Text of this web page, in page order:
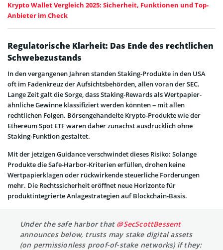
Krypto Wallet Vergleich 2025: Sicherheit, Funktionen und Top-
Anbieter im Check
Regulatorische Klarheit: Das Ende des rechtlichen
Schwebezustands
In den vergangenen Jahren standen Staking-Produkte in den USA
oft im Fadenkreuz der Aufsichtsbehörden, allen voran der SEC.
Lange Zeit galt die Sorge, dass Staking-Rewards als Wertpapier-
ähnliche Gewinne klassifiziert werden könnten – mit allen
rechtlichen Folgen. Börsengehandelte Krypto-Produkte wie der
Ethereum Spot ETF waren daher zunächst ausdrücklich ohne
Staking-Funktion gestaltet.
Mit der jetzigen Guidance verschwindet dieses Risiko: Solange
Produkte die Safe-Harbor-Kriterien erfüllen, drohen keine
Wertpapierklagen oder rückwirkende steuerliche Forderungen
mehr. Die Rechtssicherheit eröffnet neue Horizonte für
produktintegrierte Anlagestrategien auf Blockchain-Basis.
Under the safe harbor that @SecScottBessent
announces below, trusts may stake digital assets
(on permissionless proof-of-stake networks) if they: